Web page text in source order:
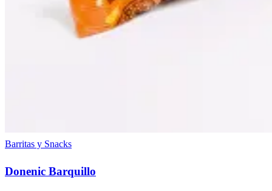
Barritas y Snacks
Donenic Barquillo